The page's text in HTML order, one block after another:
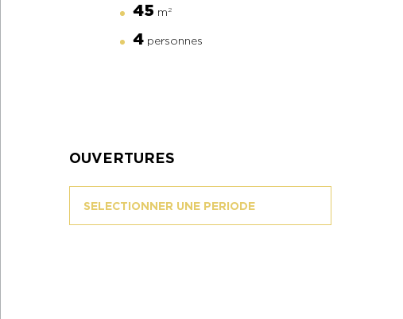
45 m 2
4 personnes
OUVERTURES
SELECTIONNER UNE PERIODE